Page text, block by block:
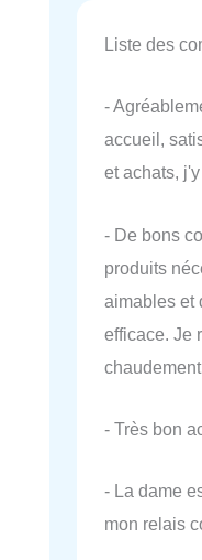
Liste des
-
accueil,
et achats,
- De bons
produits
aimables et
efficace. Je
chaudement.
- Très bon
- La dame
mon relais